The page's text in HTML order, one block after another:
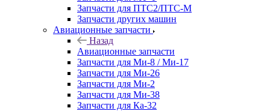
Запчасти для ПТС2/ПТС-М
Запчасти других машин
Авиационные запчасти
Назад
Авиационные запчасти
Запчасти для Ми-8 / Ми-17
Запчасти для Ми-26
Запчасти для Ми-2
Запчасти для Ми-38
Запчасти для Ка-32